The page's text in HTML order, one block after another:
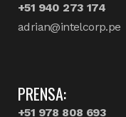
+51 940 273 174
adrian@intelcorp.pe
PRENSA:
+51 978 808 693